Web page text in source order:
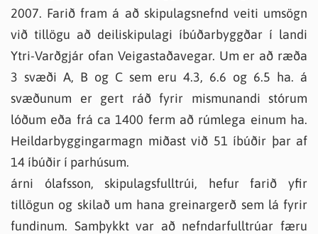
2007. Farið fram á að skipulagsnefnd veiti umsögn
við tillögu að deiliskipulagi íbúðarbyggðar í landi
Ytri-Varðgjár ofan Veigastaðavegar. Um er að ræða
3 svæði A, B og C sem eru 4.3, 6.6 og 6.5 ha. á
svæðunum er gert ráð fyrir mismunandi stórum
lóðum eða frá ca 1400 ferm að rúmlega einum ha.
Heildarbyggingarmagn miðast við 51 íbúðir þar af
14 íbúðir í parhúsum.
árni ólafsson, skipulagsfulltrúi, hefur farið yfir
tillögun og skilað um hana greinargerð sem lá fyrir
fundinum. Samþykkt var að nefndarfulltrúar færu